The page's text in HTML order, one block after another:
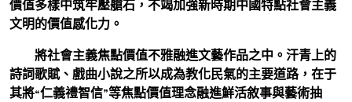
價值多樣中筑牢壓艙石，不竭加強新時期中國特點社會主義
文明的價值感化力。
將社會主義焦點價值不雅融進文藝作品之中。汗青上的
詩詞歌賦、戲曲小說之所以成為教化民氣的主要道路，在于
其將“仁義禮智信”等焦點價值理念融進鮮活敘事與藝術抽